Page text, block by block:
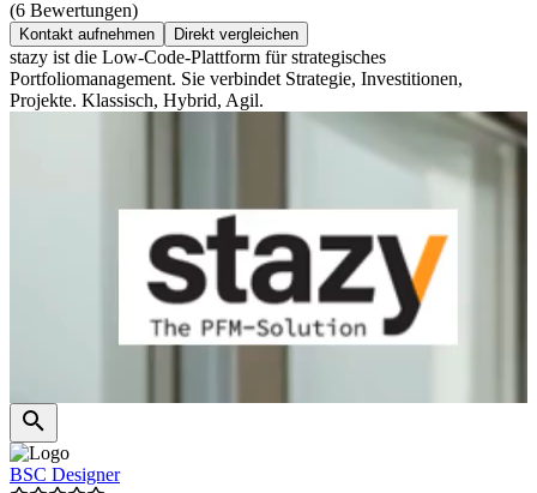
(6 Bewertungen)
Kontakt aufnehmen Direkt vergleichen
stazy ist die Low-Code-Plattform für strategisches
Portfoliomanagement. Sie verbindet Strategie, Investitionen,
Projekte. Klassisch, Hybrid, Agil.
BSC Designer